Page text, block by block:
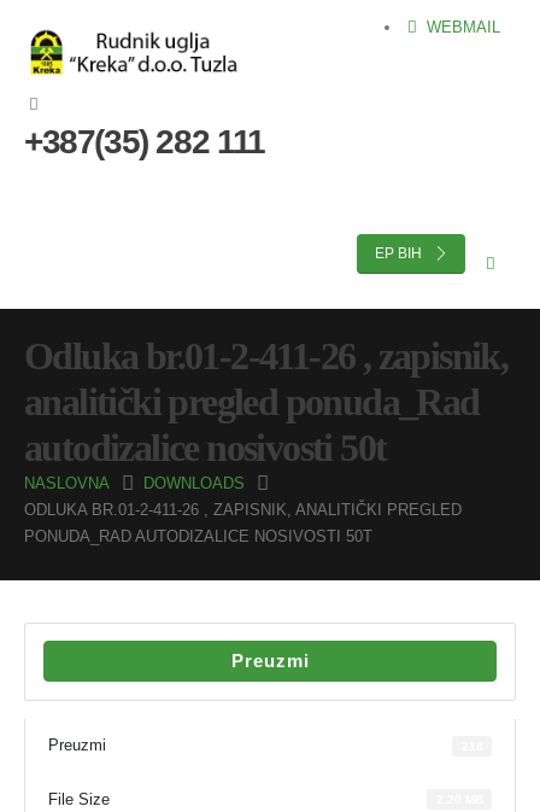
WEBMAIL
+387(35) 282 111
EP BIH
Odluka br.01-2-411-26 , zapisnik,
analitički pregled ponuda_Rad
autodizalice nosivosti 50t
NASLOVNA
DOWNLOADS
ODLUKA BR.01-2-411-26 , ZAPISNIK, ANALITIČKI PREGLED
PONUDA_RAD AUTODIZALICE NOSIVOSTI 50T
Preuzmi
Preuzmi
File Size